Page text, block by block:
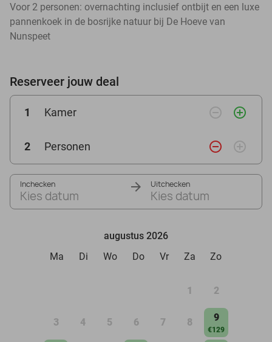
Voor 2 personen: overnachting inclusief ontbijt en een luxe
pannenkoek in de bosrijke natuur bij De Hoeve van
Nunspeet
Reserveer jouw deal
1 Kamer remove_circle_outline add_circle_outline
2 Personen remove_circle_outline add_circle_outline
Inchecken
Kies datum
Uitchecken
Kies datum
augustus 2026
Ma
Di Wo Do Vr Za Zo
1 2
3 4 5 6 7 8 9
€129